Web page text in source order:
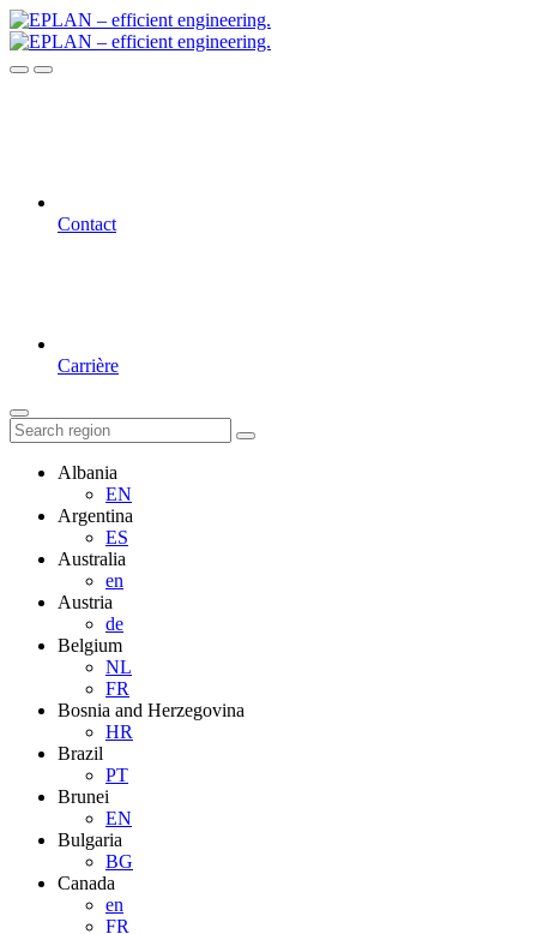
Contact
Carrière
Albania
EN
Argentina
ES
Australia
en
Austria
de
Belgium
NL
FR
Bosnia and Herzegovina
HR
Brazil
PT
Brunei
EN
Bulgaria
BG
Canada
en
FR